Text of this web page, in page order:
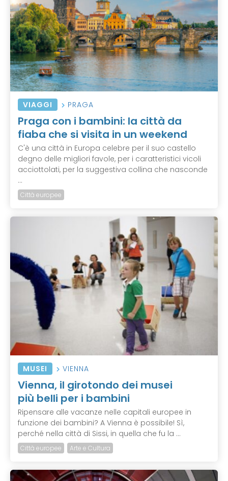
VIAGGI PRAGA
Praga con i bambini: la città da
fiaba che si visita in un weekend
C'è una città in Europa celebre per il suo castello
degno delle migliori favole, per i caratteristici vicoli
acciottolati, per la suggestiva collina che nasconde
...
Città europee
MUSEI VIENNA
Vienna, il girotondo dei musei
più belli per i bambini
Ripensare alle vacanze nelle capitali europee in
funzione dei bambini? A Vienna è possibile! Sì,
perché nella città di Sissi, in quella che fu la ...
Città europee Arte e Cultura